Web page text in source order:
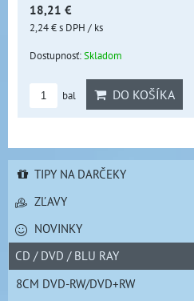
18,21 €
2,24 €s DPH / ks
Dostupnosť:Skladom
bal DO KOŠÍKA
TIPY NA DARČEKY
ZĽAVY
NOVINKY
CD / DVD / BLU RAY
8CM DVD-RW/DVD+RW